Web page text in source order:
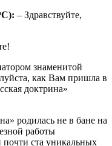
– Здравствуйте,
знаменитой
как Вам пришла в
доктрина»
родилась не в бане на
работы
ста уникальных